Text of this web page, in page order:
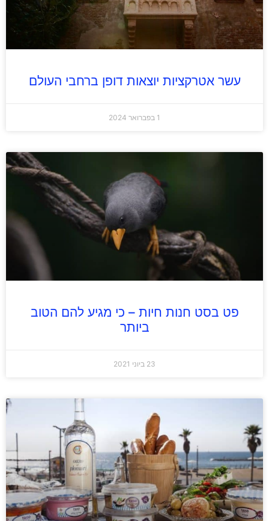
עשר אטרקציות יוצאות דופן ברחבי העולם
1 בפברואר 2024
פט בסט חנות חיות – כי מגיע להם הטוב
ביותר
23 ביוני 2021